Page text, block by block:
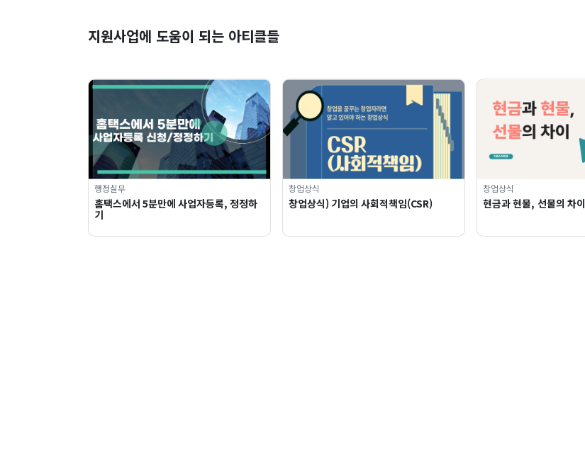
지원사업에 도움이 되는 아티클들
행정실무
홈택스에서 5분만에 사업자등록, 정정하
기
창업상식
창업상식) 기업의 사회적책임(CSR)
창업상식
현금과 현물, 선물의 차이